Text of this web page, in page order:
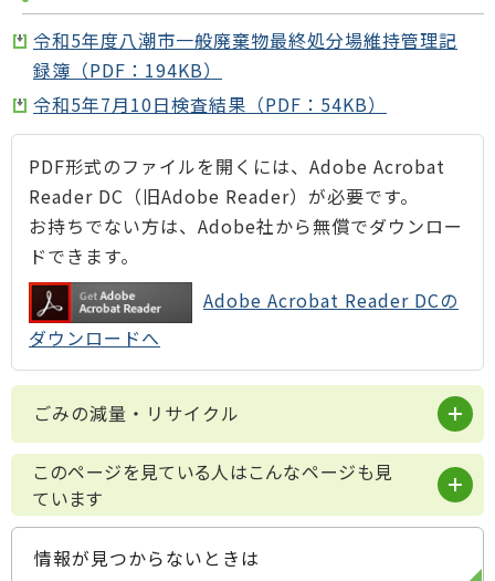
令和5年度八潮市一般廃棄物最終処分場維持管理記
録簿（PDF：194KB）
令和5年7月10日検査結果（PDF：54KB）
PDF形式のファイルを開くには、Adobe Acrobat
Reader DC（旧Adobe Reader）が必要です。
お持ちでない方は、Adobe社から無償でダウンロー
ドできます。
Adobe Acrobat Reader DCの
ダウンロードへ
ごみの減量・リサイクル
このページを見ている人はこんなページも見
ています
情報が見つからないときは